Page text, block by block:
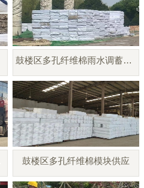
鼓楼区多孔纤维棉雨水调蓄模块
鼓楼区多孔纤维棉模块供应